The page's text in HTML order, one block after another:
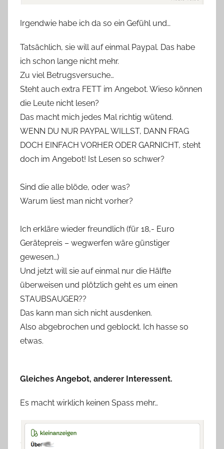
Irgendwie habe ich da so ein Gefühl und…
Tatsächlich, sie will auf einmal Paypal. Das habe
ich schon lange nicht mehr.
Zu viel Betrugsversuche…
Steht auch extra FETT im Angebot. Wieso können
die Leute nicht lesen?
Das macht mich jedes Mal richtig wütend.
WENN DU NUR PAYPAL WILLST, DANN FRAG
DOCH EINFACH VORHER ODER GARNICHT, steht
doch im Angebot! Ist Lesen so schwer?
Sind die alle blöde, oder was?
Warum liest man nicht vorher?
Ich erkläre wieder freundlich (für 18,- Euro
Gerätepreis – wegwerfen wäre günstiger
gewesen…)
Und jetzt will sie auf einmal nur die Hälfte
überweisen und plötzlich geht es um einen
STAUBSAUGER??
Das kann man sich nicht ausdenken.
Also abgebrochen und geblockt. Ich hasse so
etwas.
Gleiches Angebot, anderer Interessent.
Es macht wirklich keinen Spass mehr…